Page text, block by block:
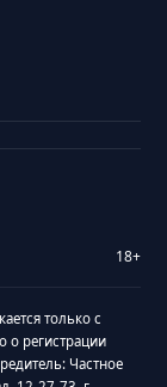
18+
только с
о регистрации
Частное